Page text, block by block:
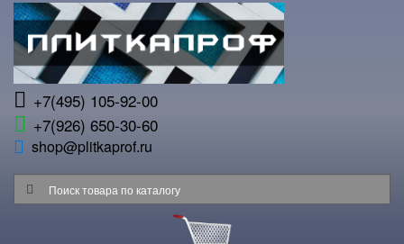
+7(495) 105-92-00
+7(926) 650-30-60
shop@plitkaprof.ru